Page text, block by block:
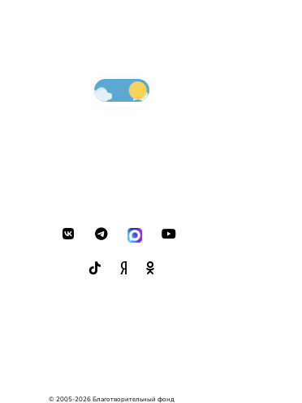
© 2005-2026 Благотворительный фонд